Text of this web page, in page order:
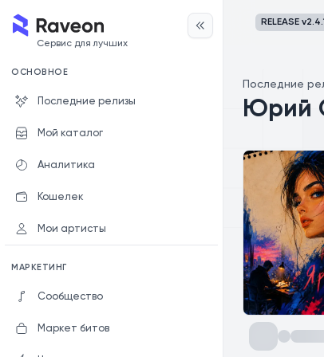
Сервис для лучших
ОСНОВНОЕ
Последние релизы
Мой каталог
Аналитика
Кошелек
Мои артисты
МАРКЕТИНГ
Сообщество
Маркет битов
RELEASE v
Последние
Юрий